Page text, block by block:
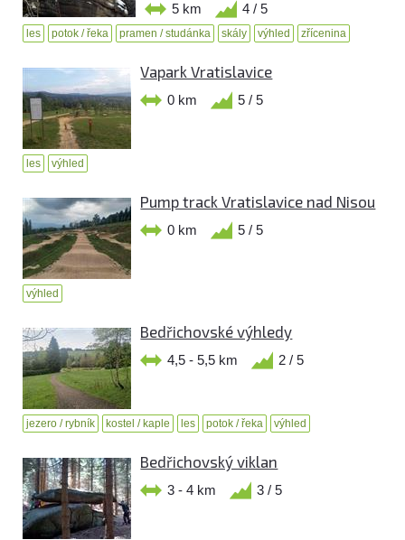
5 km 4 / 5
les potok / řeka pramen / studánka skály výhled zřícenina
Vapark Vratislavice
0 km 5 / 5
les výhled
Pump track Vratislavice nad Nisou
0 km 5 / 5
výhled
Bedřichovské výhledy
4,5 - 5,5 km 2 / 5
jezero / rybník kostel / kaple les potok / řeka výhled
Bedřichovský viklan
3 - 4 km 3 / 5